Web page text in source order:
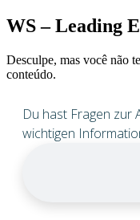
WS – Leading
Desculpe, mas você não
conteúdo.
Du hast Fragen zur
wichtigen